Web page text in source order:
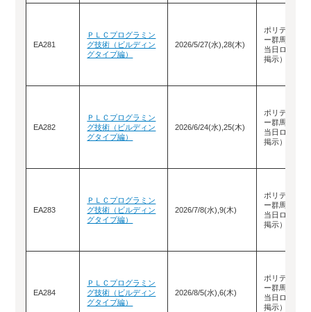
EA281
ＰＬＣプログラミン
グ技術（ビルディン
グタイプ編）
2026/5/27(水),28(木)
ポリテクセ
ー群馬（教
当日ロビー
掲示）
EA282
ＰＬＣプログラミン
グ技術（ビルディン
グタイプ編）
2026/6/24(水),25(木)
ポリテクセ
ー群馬（教
当日ロビー
掲示）
EA283
ＰＬＣプログラミン
グ技術（ビルディン
グタイプ編）
2026/7/8(水),9(木)
ポリテクセ
ー群馬（教
当日ロビー
掲示）
EA284
ＰＬＣプログラミン
グ技術（ビルディン
グタイプ編）
2026/8/5(水),6(木)
ポリテクセ
ー群馬（教
当日ロビー
掲示）